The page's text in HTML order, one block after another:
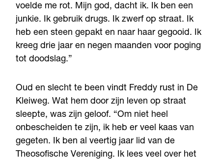
voelde me rot. Mijn god, dacht ik. Ik ben een
junkie. Ik gebruik drugs. Ik zwerf op straat. Ik
heb een steen gepakt en naar haar gegooid. Ik
kreeg drie jaar en negen maanden voor poging
tot doodslag.”
Oud en slecht te been vindt Freddy rust in De
Kleiweg. Wat hem door zijn leven op straat
sleepte, was zijn geloof. “Om niet heel
onbescheiden te zijn, ik heb er veel kaas van
gegeten. Ik ben al veertig jaar lid van de
Theosofische Vereniging. Ik lees veel over het